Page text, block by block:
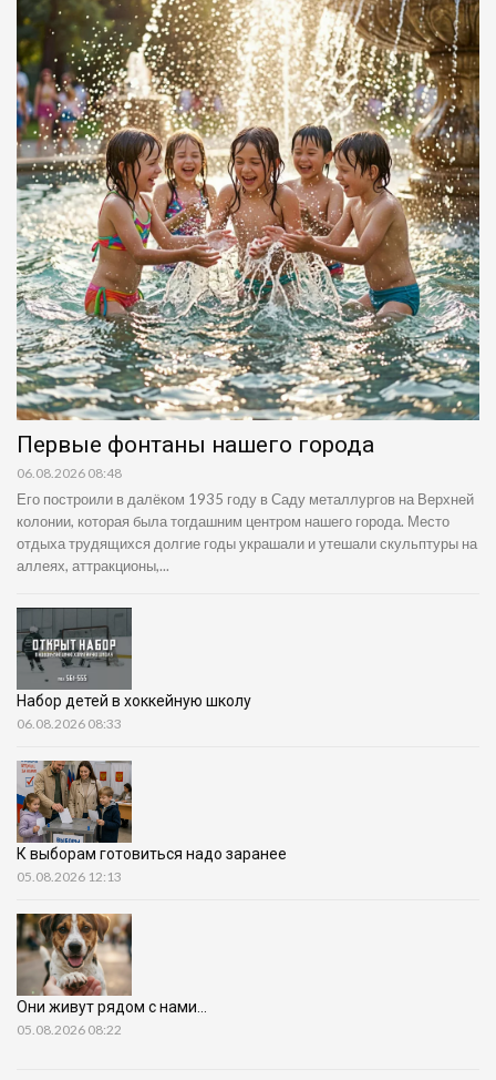
Первые фонтаны нашего города
06.08.2026 08:48
Его построили в далёком 1935 году в Саду металлургов на Верхней
колонии, которая была тогдашним центром нашего города. Место
отдыха трудящихся долгие годы украшали и утешали скульптуры на
аллеях, аттракционы,...
Набор детей в хоккейную школу
06.08.2026 08:33
К выборам готовиться надо заранее
05.08.2026 12:13
Они живут рядом с нами…
05.08.2026 08:22